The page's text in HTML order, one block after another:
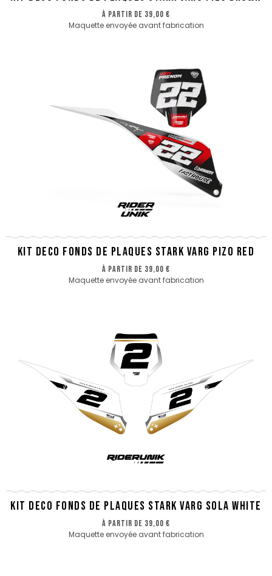
à partir de 39,00 €
Maquette envoyée avant fabrication
KIT DECO FONDS DE PLAQUES STARK VARG PIZO RED
à partir de 39,00 €
Maquette envoyée avant fabrication
KIT DECO FONDS DE PLAQUES STARK VARG SOLA WHITE
à partir de 39,00 €
Maquette envoyée avant fabrication